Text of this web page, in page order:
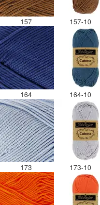
157 157-10
164 164-10
173 173-10